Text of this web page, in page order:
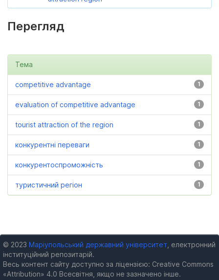
Перегляд
Тема
1
competitive advantage
1
evaluation of competitive advantage
1
tourist attraction of the region
1
конкурентні переваги
1
конкурентоспроможність
1
туристичний регіон
© 2023 Маріупольський державний університет , електронний
інституційний репозитарій.
Весь контент сайту доступно за ліцензією: Creative Commons
«Attribution» 4.0 Всесвітня, якщо не зазначено інше.